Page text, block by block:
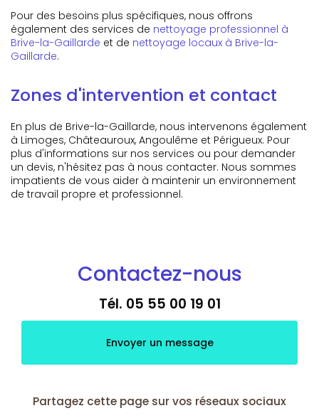
Pour des besoins plus spécifiques, nous offrons
également des services de nettoyage professionnel à
Brive-la-Gaillarde et de nettoyage locaux à Brive-la-
Gaillarde.
Zones d'intervention et contact
En plus de Brive-la-Gaillarde, nous intervenons également
à Limoges, Châteauroux, Angoulême et Périgueux. Pour
plus d'informations sur nos services ou pour demander
un devis, n'hésitez pas à nous contacter. Nous sommes
impatients de vous aider à maintenir un environnement
de travail propre et professionnel.
Contactez-nous
Tél. 05 55 00 19 01
Envoyer un message
Partagez cette page sur vos réseaux sociaux